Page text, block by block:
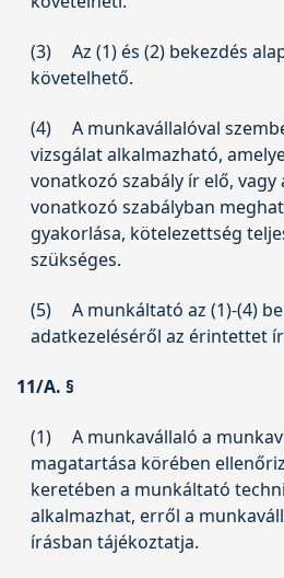
(3)
Az (1) és (2) bekezdés
követelhető.
(4)
A munkavállalóval
vizsgálat alkalmazható,
vonatkozó szabály ír elő,
vonatkozó szabályban
gyakorlása, kötelezettség
szükséges.
(5)
A munkáltató az (1)-(4)
adatkezeléséről az érintettet
11/A. §
(1)
A munkavállaló a
magatartása körében
keretében a munkáltató
alkalmazhat, erről a
írásban tájékoztatja.